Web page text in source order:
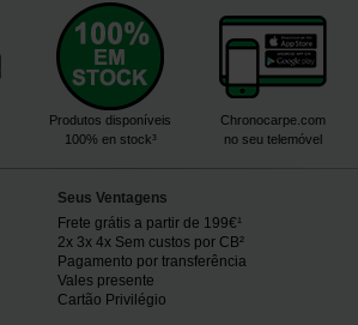
Produtos disponíveis
100% en stock³
Chronocarpe.com
no seu telemóvel
Seus Ventagens
Frete grátis a partir de 199€¹
2x 3x 4x Sem custos por CB²
Pagamento por transferência
Vales presente
Cartão Privilégio